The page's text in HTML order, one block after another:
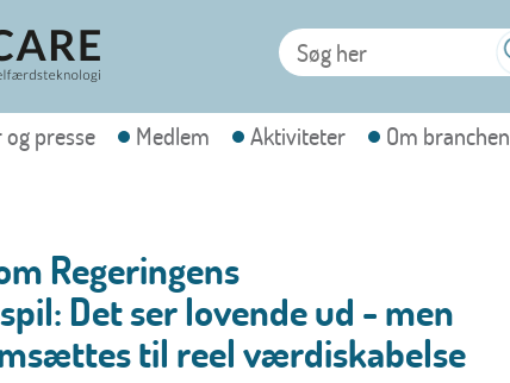
og presse Medlem Aktiviteter Om branchen
Regeringens
Det ser lovende ud - men
til reel værdiskabelse